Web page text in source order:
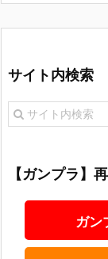
サイト内検索
【ガンプラ】
ガン